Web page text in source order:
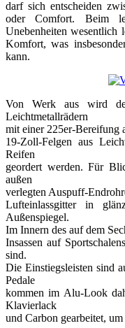
darf sich entscheiden
oder Comfort. Beim
Unebenheiten wesentlich
Komfort, was
kann.
Von Werk aus wird
Leichtmetallrädern
mit einer 225er-Bereifung
19-Zoll-Felgen aus
Reifen
geordert werden. Für
außen
verlegten Auspuff-
Lufteinlassgitter in
Außenspiegel.
Im Innern des auf dem
Insassen auf
sind.
Die Einstiegsleisten sind
Pedale
kommen im Alu-Look
Klavierlack
und Carbon gearbeitet,